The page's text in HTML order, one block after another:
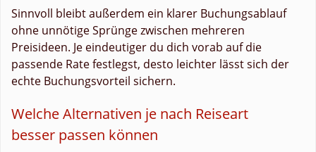
Sinnvoll bleibt außerdem ein klarer Buchungsablauf
ohne unnötige Sprünge zwischen mehreren
Preisideen. Je eindeutiger du dich vorab auf die
passende Rate festlegst, desto leichter lässt sich der
echte Buchungsvorteil sichern.
Welche Alternativen je nach Reiseart
besser passen können